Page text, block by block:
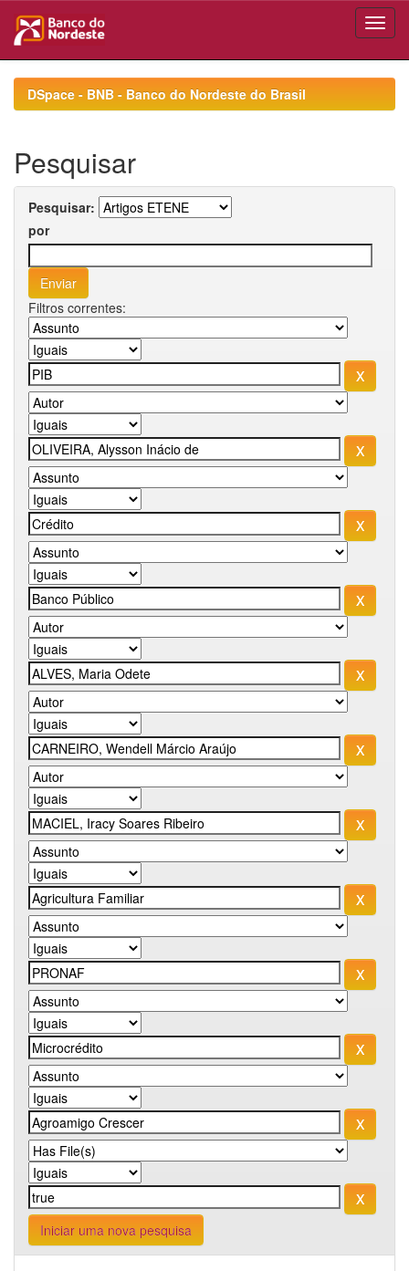
navigationDSpace - BNB - Banco do Nordeste do Brasil
Pesquisar
Pesquisar:
por
Filtros correntes:
Iniciar uma nova pesquisa